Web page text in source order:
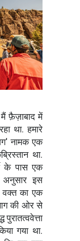
फ़ैज़ाबाद में
था. हमारे
नामक एक
था.
के पास एक
अनुसार इस
वक्त का एक
की ओर से
गया था.